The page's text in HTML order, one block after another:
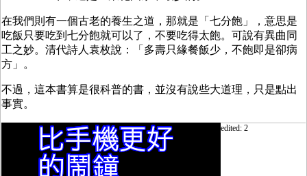
在我們則有一個古老的養生之道，那就是「七分飽」，意思是
吃飯只要吃到七分飽就可以了，不要吃得太飽。可說有異曲同
工之妙。清代詩人袁枚說：「多壽只緣餐飯少，不飽即是卻病
方」。
不過，這本書算是很科普的書，並沒有說些大道理，只是點出
事實。
edited: 2